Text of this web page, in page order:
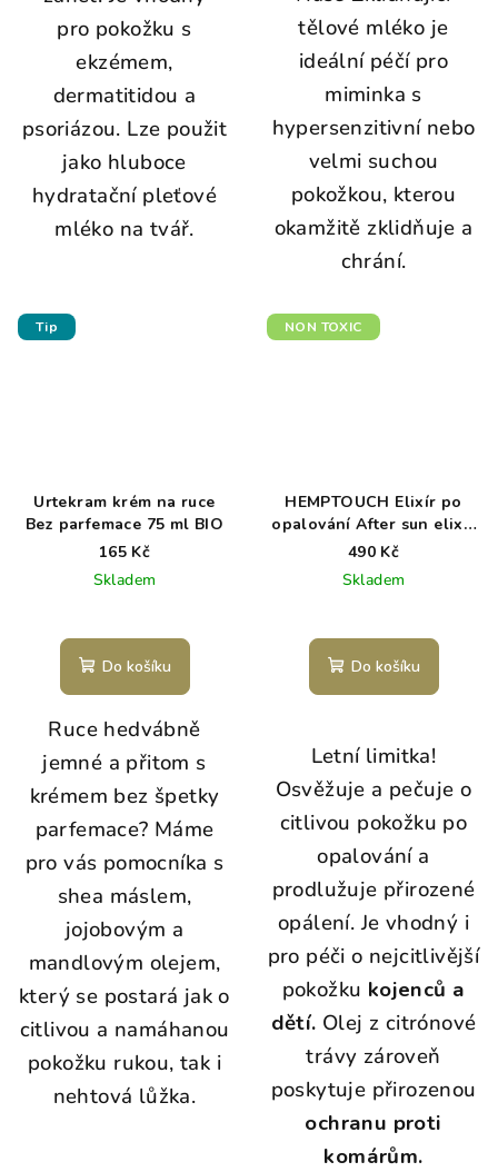
pro pokožku s
ekzémem,
dermatitidou a
psoriázou. Lze použit
jako hluboce
hydratační pleťové
mléko na tvář.
tělové mléko je
ideální péčí pro
miminka s
hypersenzitivní nebo
velmi suchou
pokožkou, kterou
okamžitě zklidňuje a
chrání.
Tip
Urtekram krém na ruce
Bez parfemace 75 ml BIO
165 Kč
Skladem
Do košíku
Ruce hedvábně
jemné a přitom s
krémem bez špetky
parfemace? Máme
pro vás pomocníka s
shea máslem,
jojobovým a
mandlovým olejem,
který se postará jak o
citlivou a namáhanou
pokožku rukou, tak i
nehtová lůžka.
NON TOXIC
HEMPTOUCH Elixír po
opalování After sun elixir
100 ml
490 Kč
Skladem
Do košíku
Letní limitka!
Osvěžuje a pečuje o
citlivou pokožku po
opalování a
prodlužuje přirozené
opálení. Je vhodný i
pro péči o nejcitlivější
pokožku kojenců a
dětí. Olej z citrónové
trávy zároveň
poskytuje přirozenou
ochranu proti
komárům.